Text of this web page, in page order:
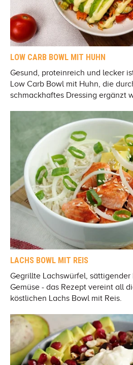
LOW CARB BOWL MIT HUHN
Gesund, proteinreich und lecker
Low Carb Bowl mit Huhn, die
schmackhaftes Dressing ergänzt
LACHS BOWL MIT REIS
Gegrillte Lachswürfel, sättigender
Gemüse - das Rezept vereint all
köstlichen Lachs Bowl mit Reis.